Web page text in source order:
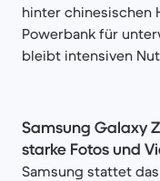
hinter chinesischen
Powerbank für
bleibt intensiven
Samsung Galaxy
starke Fotos und
Samsung stattet